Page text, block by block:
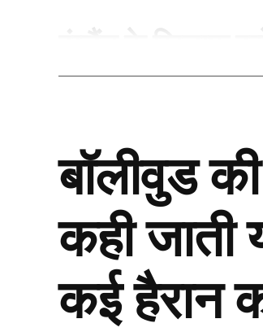
इंग्लैंड के खिलाफ
बॉलीवुड
कही जाती
कई हैरान